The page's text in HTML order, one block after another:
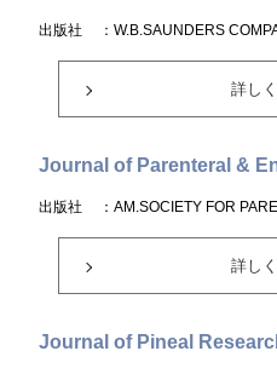
出版社 ：W.B.SAUNDERS
詳し
Journal of Parenteral &
出版社 ：AM.SOCIETY FOR
詳し
Journal of Pineal